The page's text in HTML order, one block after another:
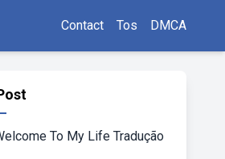
Contact Tos DMCA
To My Life Tradução